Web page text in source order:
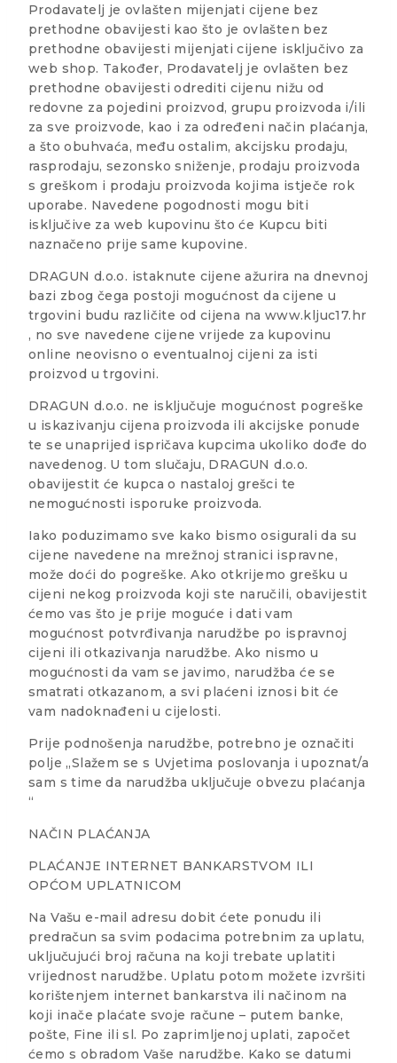
Prodavatelj je ovlašten mijenjati cijene bez
prethodne obavijesti kao što je ovlašten bez
prethodne obavijesti mijenjati cijene isključivo za
web shop. Također, Prodavatelj je ovlašten bez
prethodne obavijesti odrediti cijenu nižu od
redovne za pojedini proizvod, grupu proizvoda i/ili
za sve proizvode, kao i za određeni način plaćanja,
a što obuhvaća, među ostalim, akcijsku prodaju,
rasprodaju, sezonsko sniženje, prodaju proizvoda
s greškom i prodaju proizvoda kojima istječe rok
uporabe. Navedene pogodnosti mogu biti
isključive za web kupovinu što će Kupcu biti
naznačeno prije same kupovine.
DRAGUN d.o.o. istaknute cijene ažurira na dnevnoj
bazi zbog čega postoji mogućnost da cijene u
trgovini budu različite od cijena na www.kljuc17.hr
, no sve navedene cijene vrijede za kupovinu
online neovisno o eventualnoj cijeni za isti
proizvod u trgovini.
DRAGUN d.o.o. ne isključuje mogućnost pogreške
u iskazivanju cijena proizvoda ili akcijske ponude
te se unaprijed ispričava kupcima ukoliko dođe do
navedenog. U tom slučaju, DRAGUN d.o.o.
obavijestit će kupca o nastaloj grešci te
nemogućnosti isporuke proizvoda.
Iako poduzimamo sve kako bismo osigurali da su
cijene navedene na mrežnoj stranici ispravne,
može doći do pogreške. Ako otkrijemo grešku u
cijeni nekog proizvoda koji ste naručili, obavijestit
ćemo vas što je prije moguće i dati vam
mogućnost potvrđivanja narudžbe po ispravnoj
cijeni ili otkazivanja narudžbe. Ako nismo u
mogućnosti da vam se javimo, narudžba će se
smatrati otkazanom, a svi plaćeni iznosi bit će
vam nadoknađeni u cijelosti.
Prije podnošenja narudžbe, potrebno je označiti
polje „Slažem se s Uvjetima poslovanja i upoznat/a
sam s time da narudžba uključuje obvezu plaćanja
“
NAČIN PLAĆANJA
PLAĆANJE INTERNET BANKARSTVOM ILI
OPĆOM UPLATNICOM
Na Vašu e-mail adresu dobit ćete ponudu ili
predračun sa svim podacima potrebnim za uplatu,
uključujući broj računa na koji trebate uplatiti
vrijednost narudžbe. Uplatu potom možete izvršiti
korištenjem internet bankarstva ili načinom na
koji inače plaćate svoje račune – putem banke,
pošte, Fine ili sl. Po zaprimljenoj uplati, započet
ćemo s obradom Vaše narudžbe. Kako se datumi